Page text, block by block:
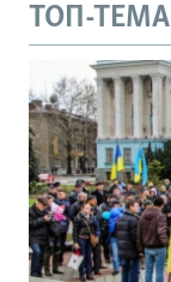
ТОП-ТЕМА